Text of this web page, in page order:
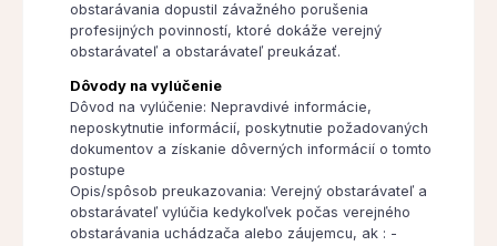
obstarávania dopustil závažného porušenia
profesijných povinností, ktoré dokáže verejný
obstarávateľ a obstarávateľ preukázať.
Dôvody na vylúčenie
Dôvod na vylúčenie: Nepravdivé informácie,
neposkytnutie informácií, poskytnutie požadovaných
dokumentov a získanie dôverných informácií o tomto
postupe
Opis/spôsob preukazovania: Verejný obstarávateľ a
obstarávateľ vylúčia kedykoľvek počas verejného
obstarávania uchádzača alebo záujemcu, ak : -